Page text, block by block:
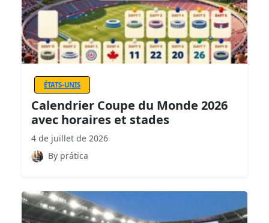
ÉTATS-UNIS
Calendrier Coupe du Monde 2026
avec horaires et stades
4 de juillet de 2026
By prática